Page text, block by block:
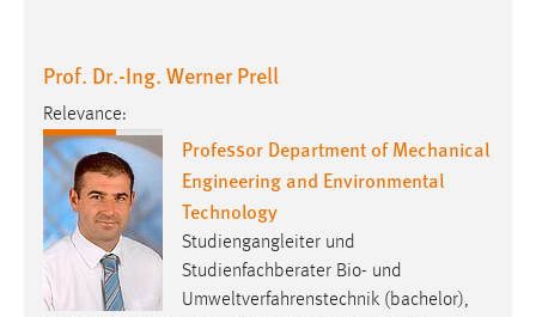
Prof. Dr.-Ing. Werner Prell
Relevance:
Professor Department of Mechanical
Engineering and Environmental
Technology
Studiengangleiter und
Studienfachberater Bio- und
Umweltverfahrenstechnik (bachelor),